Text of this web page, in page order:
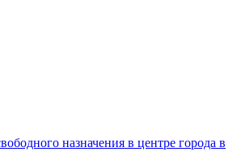
назначения в центре города в